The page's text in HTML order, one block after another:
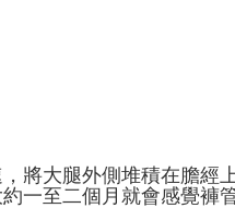
將大腿外側堆積在膽經
一至二個​​月就會感覺褲